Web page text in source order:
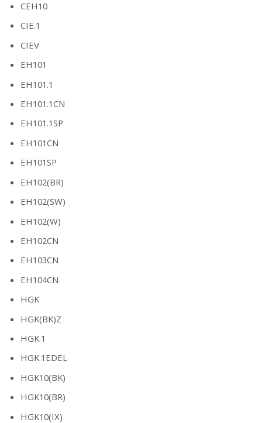
CEH10
CIE.1
CIEV
EH101
EH101.1
EH101.1CN
EH101.1SP
EH101CN
EH101SP
EH102(BR)
EH102(SW)
EH102(W)
EH102CN
EH103CN
EH104CN
HGK
HGK(BK)Z
HGK.1
HGK.1EDEL
HGK10(BK)
HGK10(BR)
HGK10(IX)